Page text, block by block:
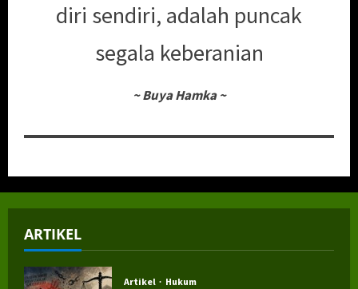
diri sendiri, adalah puncak
segala keberanian
~ Buya Hamka ~
ARTIKEL
Artikel Hukum